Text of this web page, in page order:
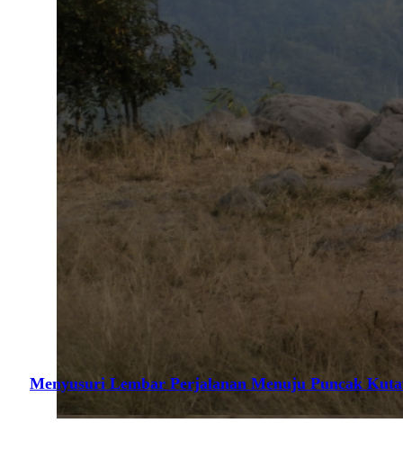
Menyusuri Lembar Perjalanan Menuju Puncak